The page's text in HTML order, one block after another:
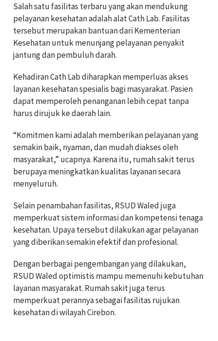
Salah satu fasilitas terbaru yang akan mendukung
pelayanan kesehatan adalah alat Cath Lab. Fasilitas
tersebut merupakan bantuan dari Kementerian
Kesehatan untuk menunjang pelayanan penyakit
jantung dan pembuluh darah.
Kehadiran Cath Lab diharapkan memperluas akses
layanan kesehatan spesialis bagi masyarakat. Pasien
dapat memperoleh penanganan lebih cepat tanpa
harus dirujuk ke daerah lain.
“Komitmen kami adalah memberikan pelayanan yang
semakin baik, nyaman, dan mudah diakses oleh
masyarakat,” ucapnya. Karena itu, rumah sakit terus
berupaya meningkatkan kualitas layanan secara
menyeluruh.
Selain penambahan fasilitas, RSUD Waled juga
memperkuat sistem informasi dan kompetensi tenaga
kesehatan. Upaya tersebut dilakukan agar pelayanan
yang diberikan semakin efektif dan profesional.
Dengan berbagai pengembangan yang dilakukan,
RSUD Waled optimistis mampu memenuhi kebutuhan
layanan masyarakat. Rumah sakit juga terus
memperkuat perannya sebagai fasilitas rujukan
kesehatan di wilayah Cirebon.